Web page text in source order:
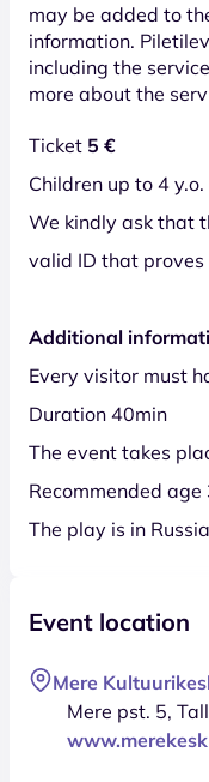
may be added to
information.
including the
more about the
Ticket 5 €
Children up to 4 y.o.
We kindly ask that
valid ID that proves
Additional
Every visitor must
Duration 40min
The event takes
Recommended age
The play is in
Event location
Mere
Mere pst. 5,